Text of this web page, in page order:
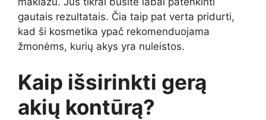
gautais rezultatais. Čia taip pat verta pridurti,
kad ši kosmetika ypač rekomenduojama
žmonėms, kurių akys yra nuleistos.
Kaip išsirinkti gerą
akių kontūrą?